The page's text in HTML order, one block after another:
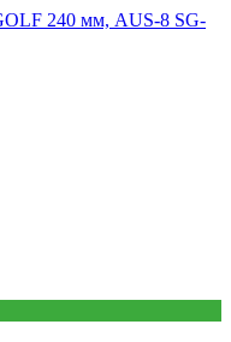
240 мм, AUS-8 SG-